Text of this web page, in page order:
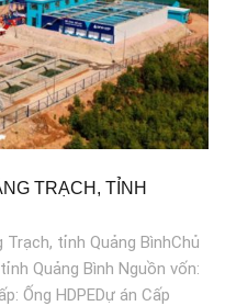
TRẠCH, TỈNH
tỉnh Quảng BìnhChủ
Quảng Bình Nguồn vốn:
Ống HDPEDự án Cấp